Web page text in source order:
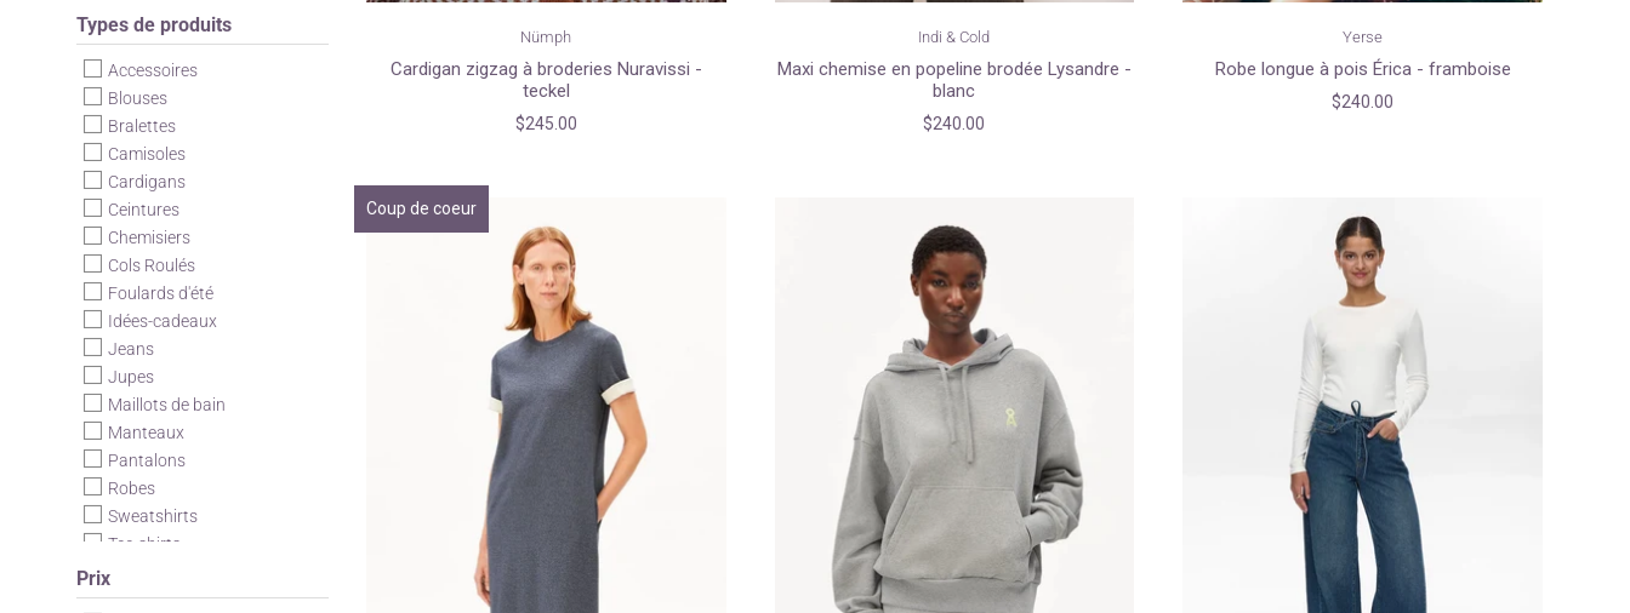
Types de produits
Accessoires
Blouses
Bralettes
Camisoles
Cardigans
Ceintures
Chemisiers
Cols Roulés
Foulards d'été
Idées-cadeaux
Jeans
Jupes
Maillots de bain
Manteaux
Pantalons
Robes
Sweatshirts
Tee-shirts
Tricots
Tuques / Bérets
Prix
Nümph
Cardigan zigzag à broderies Nuravissi -
teckel
$245.00
Indi & Cold
Maxi chemise en popeline brodée Lysandre -
blanc
$240.00
Yerse
Robe longue à pois Érica - framboise
$240.00
Coup de coeur